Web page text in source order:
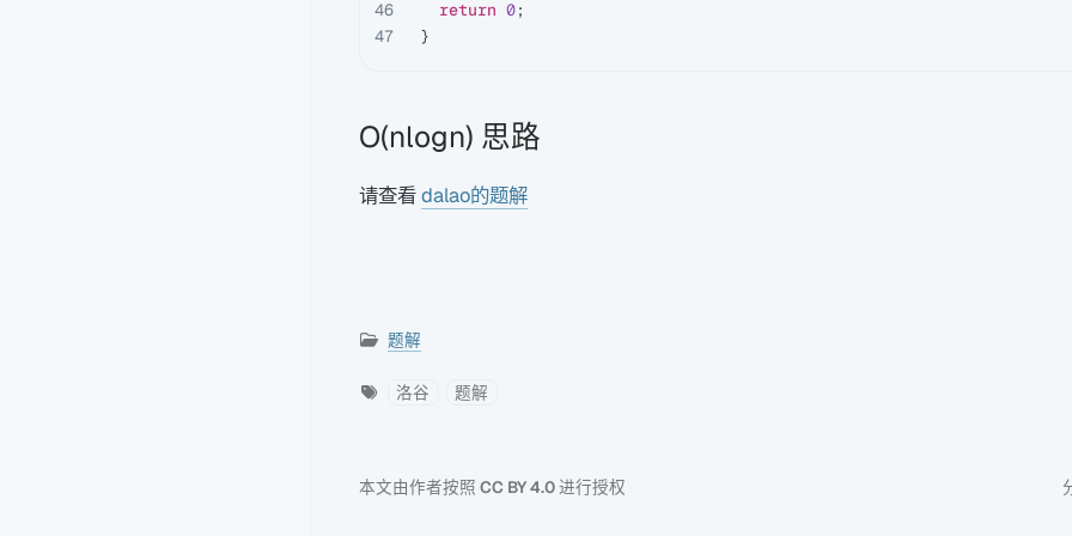
46
return 0;
}
O(nlogn) 思路
请查看dalao的题解
题解
洛谷 题解
本文由作者按照 CC BY 4.0进行授权